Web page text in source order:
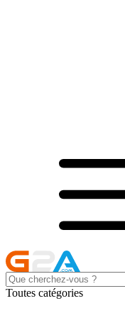
Toutes catégories